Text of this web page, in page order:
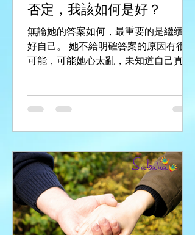
否定，我該如何是好？
無論她的答案如何，最重要的是繼續做
好自己。 她不給明確答案的原因有很多
可能，可能她心太亂，未知道自己真正
想答應，但又覺得女孩子應該要矜持一
拒絕讓你傷心，或者少了一個朋友，...